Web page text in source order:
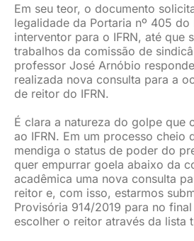
Em seu teor, o documento
legalidade da Portaria nº 405 do
interventor para o IFRN, até que
trabalhos da comissão de
professor José Arnóbio
realizada nova consulta para a
de reitor do IFRN.
É clara a natureza do golpe que
ao IFRN. Em um processo cheio
mendiga o status de poder do
quer empurrar goela abaixo da
acadêmica uma nova consulta
reitor e, com isso, estarmos
Provisória 914/2019 para no
escolher o reitor através da lista